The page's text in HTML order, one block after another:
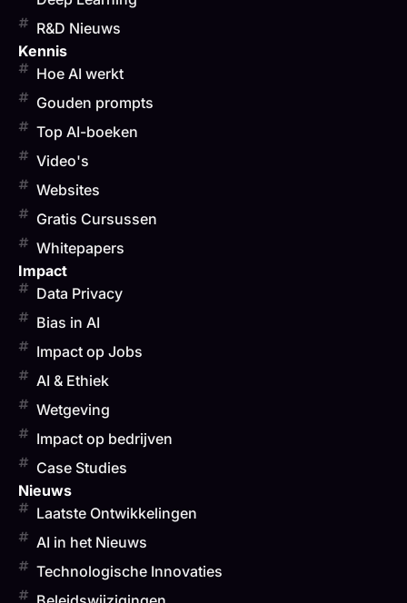
R&D Nieuws
Kennis
Hoe AI werkt
Gouden prompts
Top AI-boeken
Video's
Websites
Gratis Cursussen
Whitepapers
Impact
Data Privacy
Bias in AI
Impact op Jobs
AI & Ethiek
Wetgeving
Impact op bedrijven
Case Studies
Nieuws
Laatste Ontwikkelingen
AI in het Nieuws
Technologische Innovaties